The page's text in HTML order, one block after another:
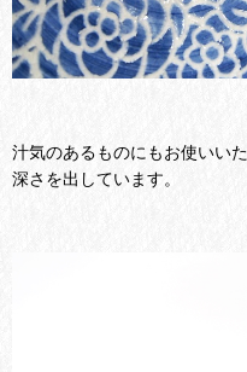
汁気のあるものにもお使いい
深さを出しています。